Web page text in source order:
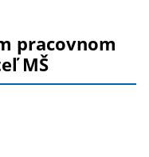
pracovnom
MŠ